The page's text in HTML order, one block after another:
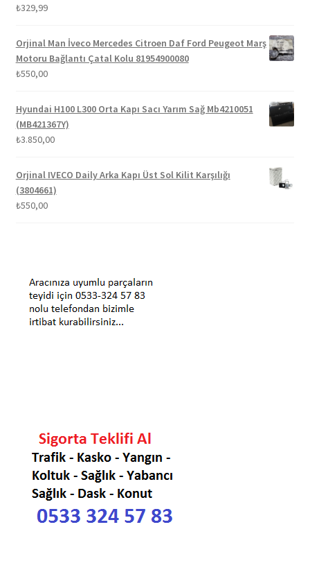
5 üzerinden
₺329,99
Orjinal Man İveco Mercedes Citroen Daf Ford Peugeot Marş
Motoru Bağlantı Çatal Kolu 81954900080
₺550,00
Hyundai H100 L300 Orta Kapı Sacı Yarım Sağ Mb4210051
(MB421367Y)
₺3.850,00
Orjinal IVECO Daily Arka Kapı Üst Sol Kilit Karşılığı
(3804661)
₺550,00